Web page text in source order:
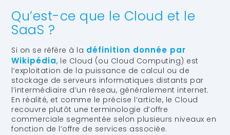
Qu’est-ce que le Cloud et le
SaaS ?
Si on se réfère à la définition donnée par
Wikipédia, le Cloud (ou Cloud Computing) est
l’exploitation de la puissance de calcul ou de
stockage de serveurs informatiques distants par
l’intermédiaire d’un réseau, généralement internet.
En réalité, et comme le précise l’article, le Cloud
recouvre plutôt une terminologie d’offre
commerciale segmentée selon plusieurs niveaux en
fonction de l’offre de services associée.